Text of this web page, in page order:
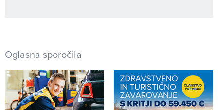
Oglasna sporočila